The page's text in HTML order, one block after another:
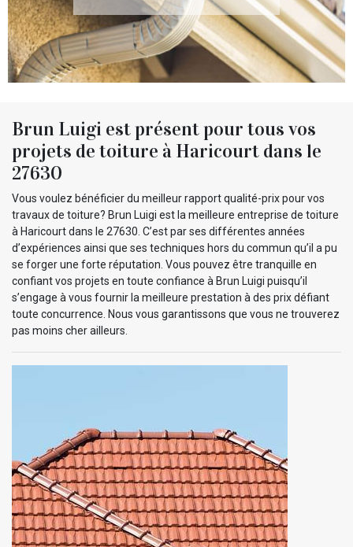
Brun Luigi est présent pour tous vos
projets de toiture à Haricourt dans le
27630
Vous voulez bénéficier du meilleur rapport qualité-prix pour vos
travaux de toiture? Brun Luigi est la meilleure entreprise de toiture
à Haricourt dans le 27630. C’est par ses différentes années
d’expériences ainsi que ses techniques hors du commun qu’il a pu
se forger une forte réputation. Vous pouvez être tranquille en
confiant vos projets en toute confiance à Brun Luigi puisqu’il
s’engage à vous fournir la meilleure prestation à des prix défiant
toute concurrence. Nous vous garantissons que vous ne trouverez
pas moins cher ailleurs.